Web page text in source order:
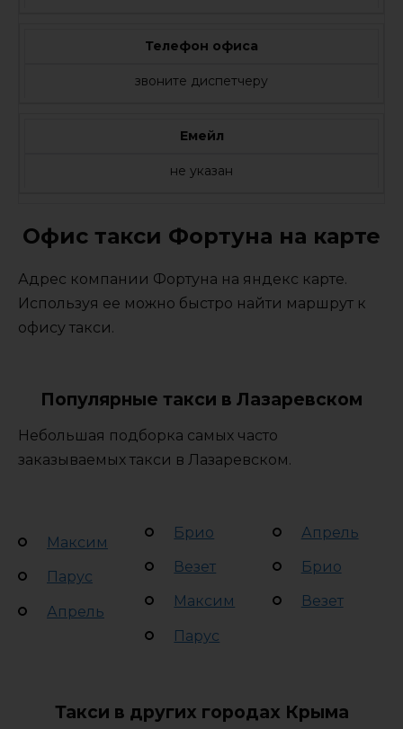
Телефон офиса
звоните диспетчеру
Емейл
не указан
Офис такси Фортуна на карте
Адрес компании Фортуна на яндекс карте.
Используя ее можно быстро найти маршрут к
офису такси.
Популярные такси в Лазаревском
Небольшая подборка самых часто
заказываемых такси в Лазаревском.
Максим
Парус
Апрель
Брио
Везет
Максим
Парус
Апрель
Брио
Везет
Такси в других городах Крыма